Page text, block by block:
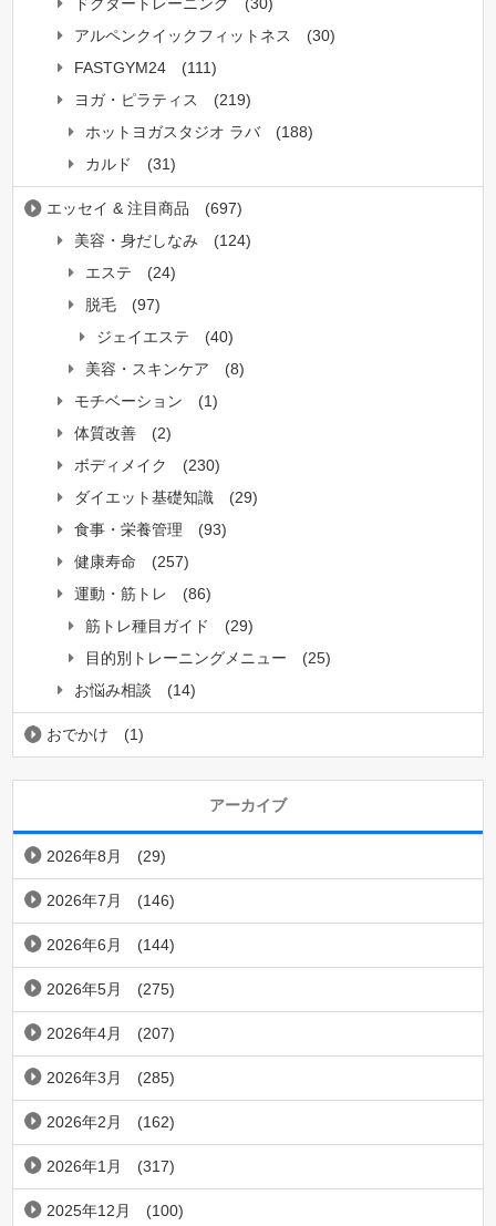
ドクタートレーニング
(30)
アルペンクイックフィットネス
(30)
FASTGYM24
(111)
ヨガ・ピラティス
(219)
ホットヨガスタジオ ラバ
(188)
カルド
(31)
エッセイ & 注目商品
(697)
美容・身だしなみ
(124)
エステ
(24)
脱毛
(97)
ジェイエステ
(40)
美容・スキンケア
(8)
モチベーション
(1)
体質改善
(2)
ボディメイク
(230)
ダイエット基礎知識
(29)
食事・栄養管理
(93)
健康寿命
(257)
運動・筋トレ
(86)
筋トレ種目ガイド
(29)
目的別トレーニングメニュー
(25)
お悩み相談
(14)
おでかけ (1)
アーカイブ
2026年8月 (29)
2026年7月 (146)
2026年6月 (144)
2026年5月 (275)
2026年4月 (207)
2026年3月 (285)
2026年2月 (162)
2026年1月 (317)
2025年12月 (100)